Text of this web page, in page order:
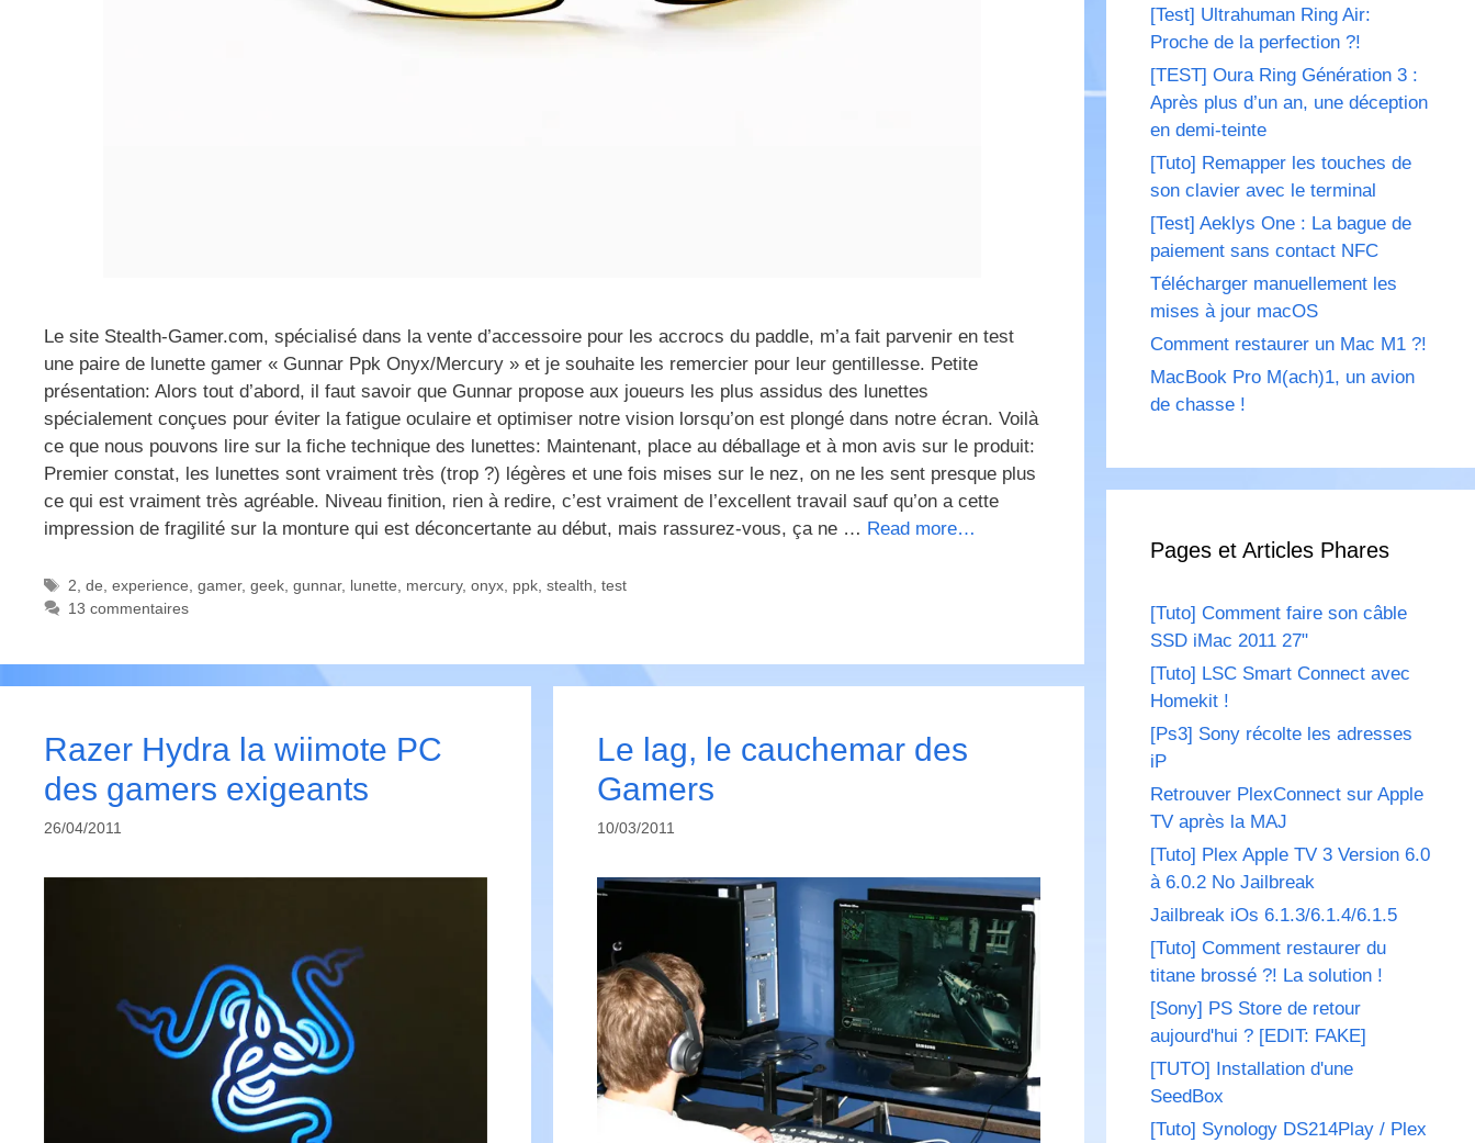
Le site Stealth-Gamer.com, spécialisé dans la vente d’accessoire pour les accrocs du paddle, m’a fait parvenir en test
une paire de lunette gamer « Gunnar Ppk Onyx/Mercury » et je souhaite les remercier pour leur gentillesse. Petite
présentation: Alors tout d’abord, il faut savoir que Gunnar propose aux joueurs les plus assidus des lunettes
spécialement conçues pour éviter la fatigue oculaire et optimiser notre vision lorsqu’on est plongé dans notre écran. Voilà
ce que nous pouvons lire sur la fiche technique des lunettes: Maintenant, place au déballage et à mon avis sur le produit:
Premier constat, les lunettes sont vraiment très (trop ?) légères et une fois mises sur le nez, on ne les sent presque plus
ce qui est vraiment très agréable. Niveau finition, rien à redire, c’est vraiment de l’excellent travail sauf qu’on a cette
impression de fragilité sur la monture qui est déconcertante au début, mais rassurez-vous, ça ne … Read more…
Étiquettes
2, de, experience, gamer, geek, gunnar, lunette, mercury, onyx, ppk, stealth, test
13 commentaires
Razer Hydra la wiimote PC
des gamers exigeants
26/04/2011
Le lag, le cauchemar des
Gamers
10/03/2011
[Test] Ultrahuman Ring Air:
Proche de la perfection ?!
[TEST] Oura Ring Génération 3 :
Après plus d’un an, une déception
en demi-teinte
[Tuto] Remapper les touches de
son clavier avec le terminal
[Test] Aeklys One : La bague de
paiement sans contact NFC
Télécharger manuellement les
mises à jour macOS
Comment restaurer un Mac M1 ?!
MacBook Pro M(ach)1, un avion
de chasse !
Pages et Articles Phares
[Tuto] Comment faire son câble
SSD iMac 2011 27"
[Tuto] LSC Smart Connect avec
Homekit !
[Ps3] Sony récolte les adresses
iP
Retrouver PlexConnect sur Apple
TV après la MAJ
[Tuto] Plex Apple TV 3 Version 6.0
à 6.0.2 No Jailbreak
Jailbreak iOs 6.1.3/6.1.4/6.1.5
[Tuto] Comment restaurer du
titane brossé ?! La solution !
[Sony] PS Store de retour
aujourd'hui ? [EDIT: FAKE]
[TUTO] Installation d'une
SeedBox
[Tuto] Synology DS214Play / Plex